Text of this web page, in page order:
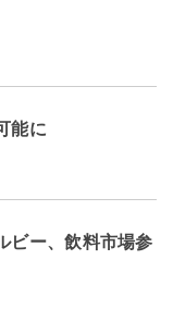
能に
ビー、飲料市場参